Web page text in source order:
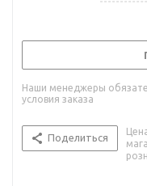
Наши менеджеры
условия заказа
Поделиться